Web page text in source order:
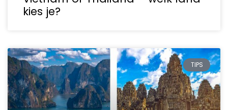
kies je?
TIPS